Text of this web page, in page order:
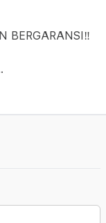
BERGARANSI‼️